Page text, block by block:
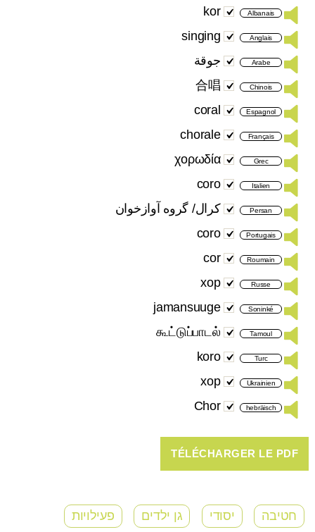
Albanais
kor
Anglais
singing
Arabe جوقة
Chinois
合唱
Espagnol
coral
Français
chorale
Grec
χορωδία
Italien
coro
Persan کرال/ گروه آوازخوان
Portugais
coro
Roumain
cor
Russe
хор
Soninké
jamansuuge
Tamoul
கூட்டுப்பாடல்
Turc
koro
Ukrainien
хор
hebräisch
Chor
חטיבה יסודי גן ילדים פעילויות